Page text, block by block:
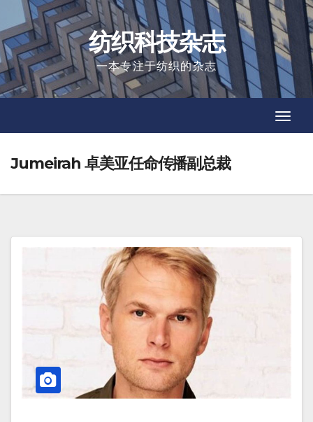
to
content
纺织科技杂志
一本专注于纺织的杂志
Jumeirah 卓美亚任命传播副总裁